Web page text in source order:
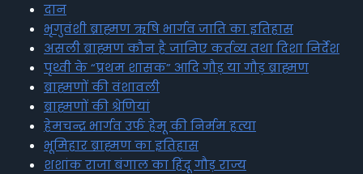
दान
भृगुवंशी ब्राह्मण ऋषि भार्गव जाति का इतिहास
असली ब्राह्मण कौन है जानिए कर्तव्य तथा दिशा निर्देश
पृथ्वी के “प्रथम शासक” आदि गौड़ या गौड़ ब्राह्मण
ब्राह्मणों की वंशावली
ब्राह्मणों की श्रेणियां
हेमचन्द्र भार्गव उर्फ हेमू की निर्मम हत्या
भूमिहार ब्राह्मण का इतिहास
शशांक राजा बंगाल का हिंदू गौड़ राज्य